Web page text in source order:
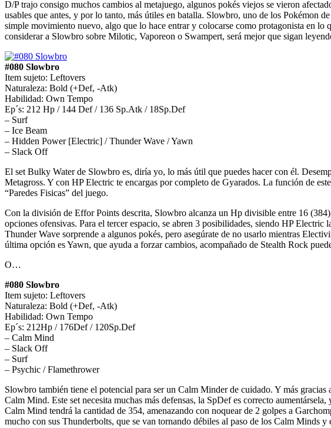
D/P trajo consigo muchos cambios al metajuego, algunos pokés viejos se vieron
usables que antes, y por lo tanto, más útiles en batalla. Slowbro, uno de los Pokémon
simple movimiento nuevo, algo que lo hace entrar y colocarse como protagonista en
considerar a Slowbro sobre Milotic, Vaporeon o Swampert, será mejor que sigan
#080 Slowbro
Item sujeto: Leftovers
Naturaleza: Bold (+Def, -Atk)
Habilidad: Own Tempo
Ep´s: 212 Hp / 144 Def / 136 Sp.Atk / 18Sp.Def
– Surf
– Ice Beam
– Hidden Power [Electric] / Thunder Wave / Yawn
– Slack Off
El set Bulky Water de Slowbro es, diría yo, lo más útil que puedes hacer con él.
Metagross. Y con HP Electric te encargas por completo de Gyarados. La función de
“Paredes Fisicas” del juego.
Con la división de Effor Points descrita, Slowbro alcanza un Hp divisible entre 16
opciones ofensivas. Para el tercer espacio, se abren 3 posibilidades, siendo HP
Thunder Wave sorprende a algunos pokés, pero asegúrate de no usarlo mientras
última opción es Yawn, que ayuda a forzar cambios, acompañado de Stealth Rock
O…
#080 Slowbro
Item sujeto: Leftovers
Naturaleza: Bold (+Def, -Atk)
Habilidad: Own Tempo
Ep´s: 212Hp / 176Def / 120Sp.Def
– Calm Mind
– Slack Off
– Surf
– Psychic / Flamethrower
Slowbro también tiene el potencial para ser un Calm Minder de cuidado. Y más
Calm Mind. Este set necesita muchas más defensas, la SpDef es correcto
Calm Mind tendrá la cantidad de 354, amenazando con noquear de 2 golpes a
mucho con sus Thunderbolts, que se van tornando débiles al paso de los Calm Minds